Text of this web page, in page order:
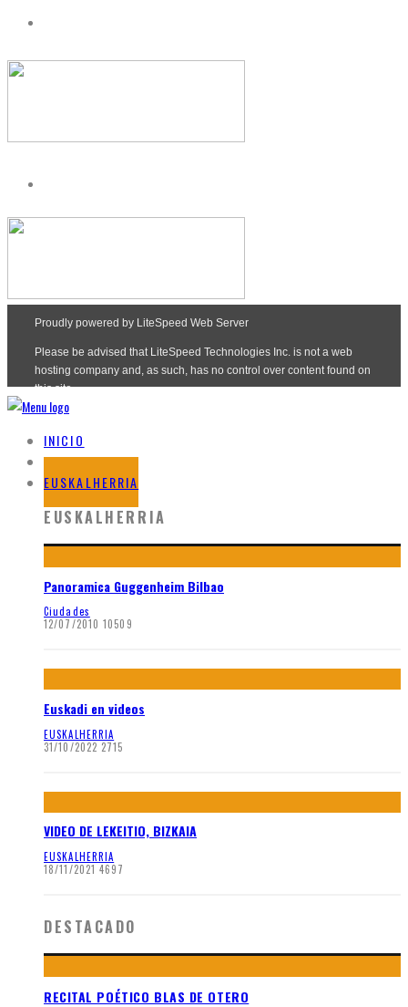
INICIO
BLOG
EUSKALHERRIA
EUSKALHERRIA
Panoramica Guggenheim Bilbao
Ciudades
12/07/2010 10509
Euskadi en videos
EUSKALHERRIA
31/10/2022 2715
VIDEO DE LEKEITIO, BIZKAIA
EUSKALHERRIA
18/11/2021 4697
DESTACADO
RECITAL POÉTICO BLAS DE OTERO